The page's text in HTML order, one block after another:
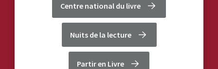
Centre national du livre
Nuits de la lecture
Partir en Livre